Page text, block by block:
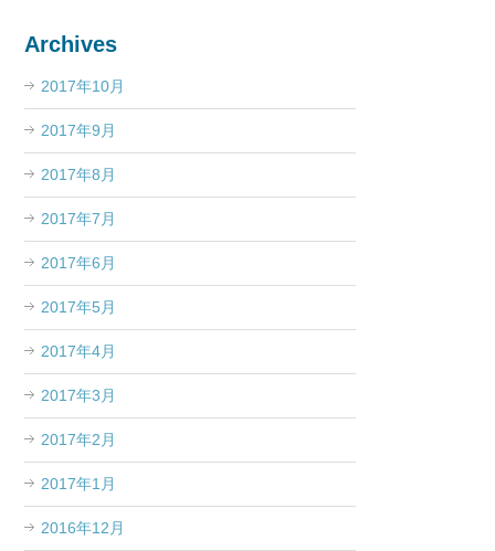
Archives
2017年10月
2017年9月
2017年8月
2017年7月
2017年6月
2017年5月
2017年4月
2017年3月
2017年2月
2017年1月
2016年12月